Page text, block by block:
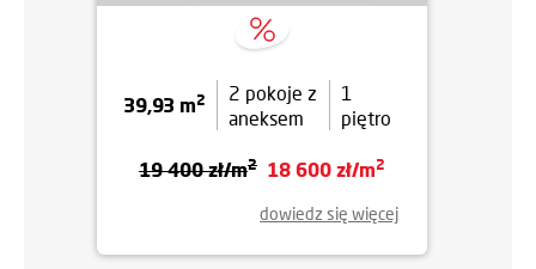
39,93 m2
2 pokoje z
aneksem
1
piętro
19 400 zł/m2 18 600 zł/m2
dowiedz się więcej